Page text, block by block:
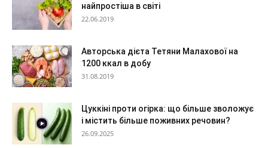
найпростіша в світі
22.06.2019
Авторська дієта Тетяни Малахової на
1200 ккал в добу
31.08.2019
Цуккіні проти огірка: що більше зволожує
і містить більше поживних речовин?
26.09.2025